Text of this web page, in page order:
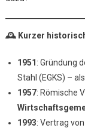
🕰 Kurzer
1951 : Gründung
Stahl (EGKS) –
1957: Römische
1993: Vertrag